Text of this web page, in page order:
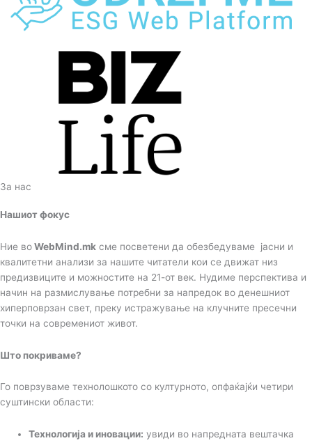
За нас
Нашиот фокус
Ние воWebMind.mk сме посветени да обезбедуваме јасни и
квалитетни анализи за нашите читатели кои се движат низ
предизвиците и можностите на 21-от век. Нудиме перспектива и
начин на размислување потребни за напредок во денешниот
хиперповрзан свет, преку истражување на клучните пресечни
точки на современиот живот.
Што покриваме?
Го поврзуваме технолошкото со културното, опфаќајќи четири
суштински области:
Технологија и иновации: увиди во напредната вештачка